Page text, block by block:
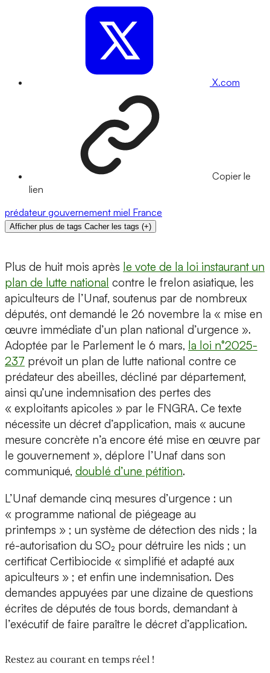
X.com
Copier le
lien
prédateur gouvernement miel France
Afficher plus de tags Cacher les tags (+)
Plus de huit mois après le vote de la loi instaurant un
plan de lutte national contre le frelon asiatique, les
apiculteurs de l’Unaf, soutenus par de nombreux
députés, ont demandé le 26 novembre la « mise en
œuvre immédiate d’un plan national d’urgence ».
Adoptée par le Parlement le 6 mars, la loi n°2025-
237 prévoit un plan de lutte national contre ce
prédateur des abeilles, décliné par département,
ainsi qu’une indemnisation des pertes des
« exploitants apicoles » par le FNGRA. Ce texte
nécessite un décret d’application, mais « aucune
mesure concrète n’a encore été mise en œuvre par
le gouvernement », déplore l’Unaf dans son
communiqué, doublé d’une pétition.
L’Unaf demande cinq mesures d’urgence : un
« programme national de piégeage au
printemps » ; un système de détection des nids ; la
ré-autorisation du SO₂ pour détruire les nids ; un
certificat Certibiocide « simplifié et adapté aux
apiculteurs » ; et enfin une indemnisation. Des
demandes appuyées par une dizaine de questions
écrites de députés de tous bords, demandant à
l’exécutif de faire paraître le décret d’application.
Restez au courant en temps réel !